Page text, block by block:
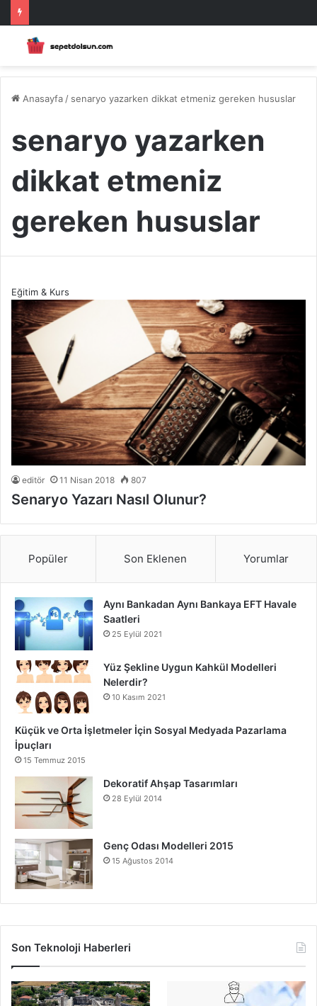
Anasayfa / senaryo yazarken dikkat etmeniz gereken hususlar
senaryo yazarken
dikkat etmeniz
gereken hususlar
Eğitim & Kurs
editör 11 Nisan 2018 807
Senaryo Yazarı Nasıl Olunur?
Popüler Son Eklenen Yorumlar
Aynı Bankadan Aynı Bankaya EFT Havale
Saatleri
25 Eylül 2021
Yüz Şekline Uygun Kahkül Modelleri
Nelerdir?
10 Kasım 2021
Küçük ve Orta İşletmeler İçin Sosyal Medyada Pazarlama
İpuçları
15 Temmuz 2015
Dekoratif Ahşap Tasarımları
28 Eylül 2014
Genç Odası Modelleri 2015
15 Ağustos 2014
Son Teknoloji Haberleri